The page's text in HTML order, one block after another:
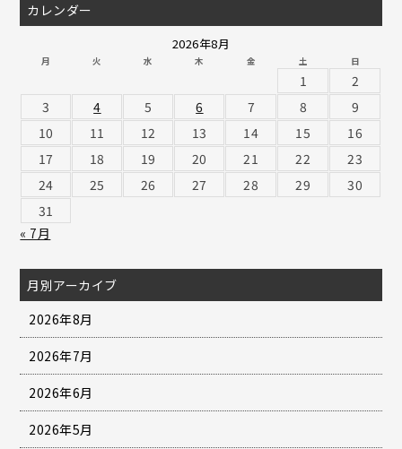
カレンダー
2026年8月
月 火 水 木 金 土 日
1
2
3
4 5 6 7 8
9
10
11 12 13 14 15
16
17
18 19 20 21 22
23
24
25 26 27 28 29
30
31
« 7月
月別アーカイブ
2026年8月
2026年7月
2026年6月
2026年5月